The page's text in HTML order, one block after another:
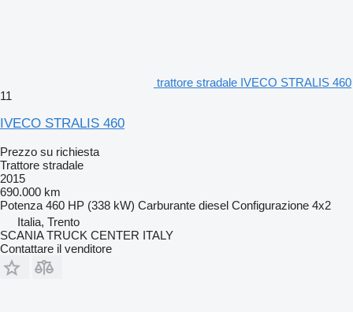
trattore stradale IVECO STRALIS 460
11
IVECO STRALIS 460
Prezzo su richiesta
Trattore stradale
2015
690.000 km
Potenza 460 HP (338 kW) Carburante diesel Configurazione 4x2
Italia, Trento
SCANIA TRUCK CENTER ITALY
Contattare il venditore